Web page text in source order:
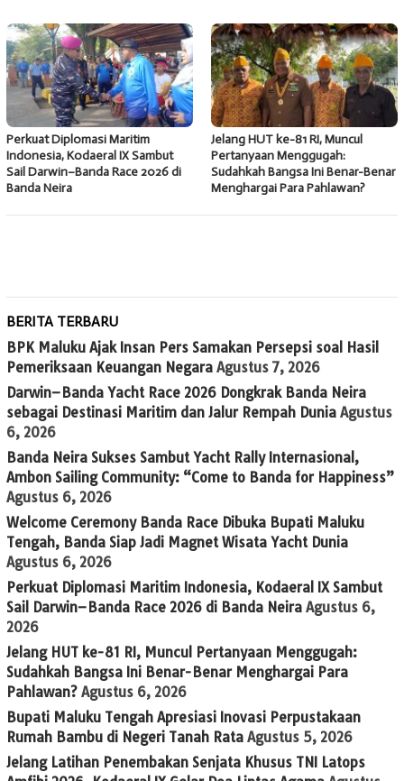
Perkuat Diplomasi Maritim
Indonesia, Kodaeral IX Sambut
Sail Darwin–Banda Race 2026 di
Banda Neira
Jelang HUT ke-81 RI, Muncul
Pertanyaan Menggugah:
Sudahkah Bangsa Ini Benar-Benar
Menghargai Para Pahlawan?
BERITA TERBARU
BPK Maluku Ajak Insan Pers Samakan Persepsi soal Hasil
Pemeriksaan Keuangan Negara Agustus 7, 2026
Darwin–Banda Yacht Race 2026 Dongkrak Banda Neira
sebagai Destinasi Maritim dan Jalur Rempah Dunia Agustus
6, 2026
Banda Neira Sukses Sambut Yacht Rally Internasional,
Ambon Sailing Community: “Come to Banda for Happiness”
Agustus 6, 2026
Welcome Ceremony Banda Race Dibuka Bupati Maluku
Tengah, Banda Siap Jadi Magnet Wisata Yacht Dunia
Agustus 6, 2026
Perkuat Diplomasi Maritim Indonesia, Kodaeral IX Sambut
Sail Darwin–Banda Race 2026 di Banda Neira Agustus 6,
2026
Jelang HUT ke-81 RI, Muncul Pertanyaan Menggugah:
Sudahkah Bangsa Ini Benar-Benar Menghargai Para
Pahlawan? Agustus 6, 2026
Bupati Maluku Tengah Apresiasi Inovasi Perpustakaan
Rumah Bambu di Negeri Tanah Rata Agustus 5, 2026
Jelang Latihan Penembakan Senjata Khusus TNI Latops